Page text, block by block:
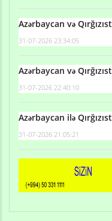
Azərbaycan və
31-07-2026 23:34:05
Azərbaycan və
31-07-2026 22:40:10
Azərbaycan ilə
31-07-2026 21:05:21